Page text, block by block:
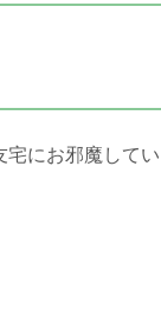
にお邪魔して